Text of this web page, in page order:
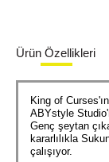
Ürün Özellikleri
King of
ABYstyle
Genç şeytan
kararlılıkla
çalışıyor.